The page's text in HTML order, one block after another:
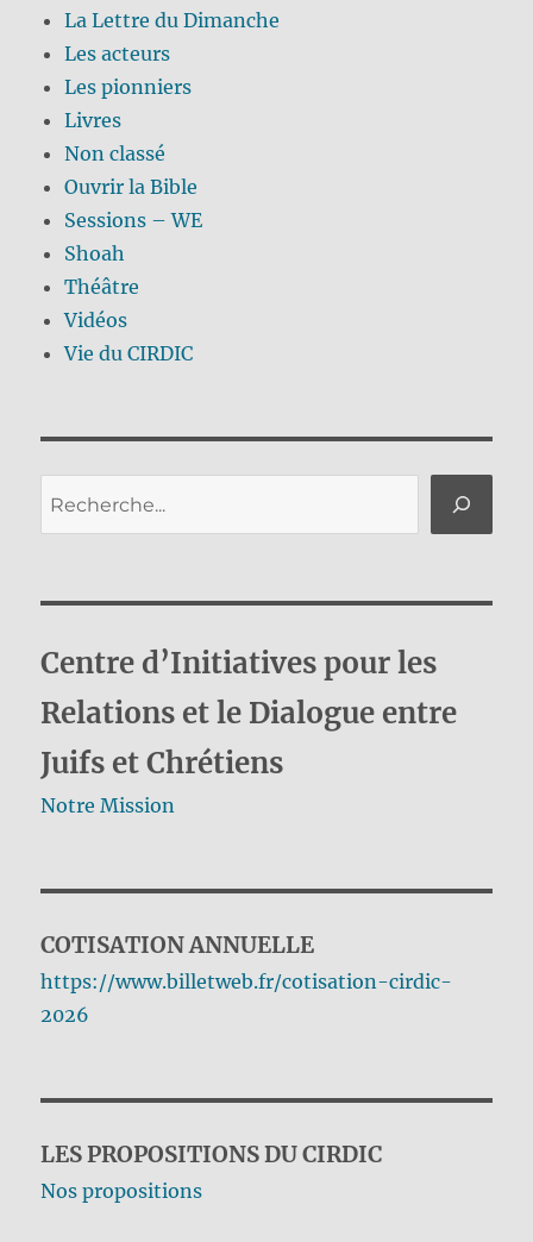
La Lettre du Dimanche
Les acteurs
Les pionniers
Livres
Non classé
Ouvrir la Bible
Sessions – WE
Shoah
Théâtre
Vidéos
Vie du CIRDIC
Centre d’Initiatives pour les
Relations et le Dialogue entre
Juifs et Chrétiens
Notre Mission
COTISATION ANNUELLE
https://www.billetweb.fr/cotisation-cirdic-
2026
LES PROPOSITIONS DU CIRDIC
Nos propositions